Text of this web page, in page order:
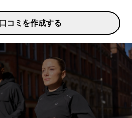
口コミを作成する